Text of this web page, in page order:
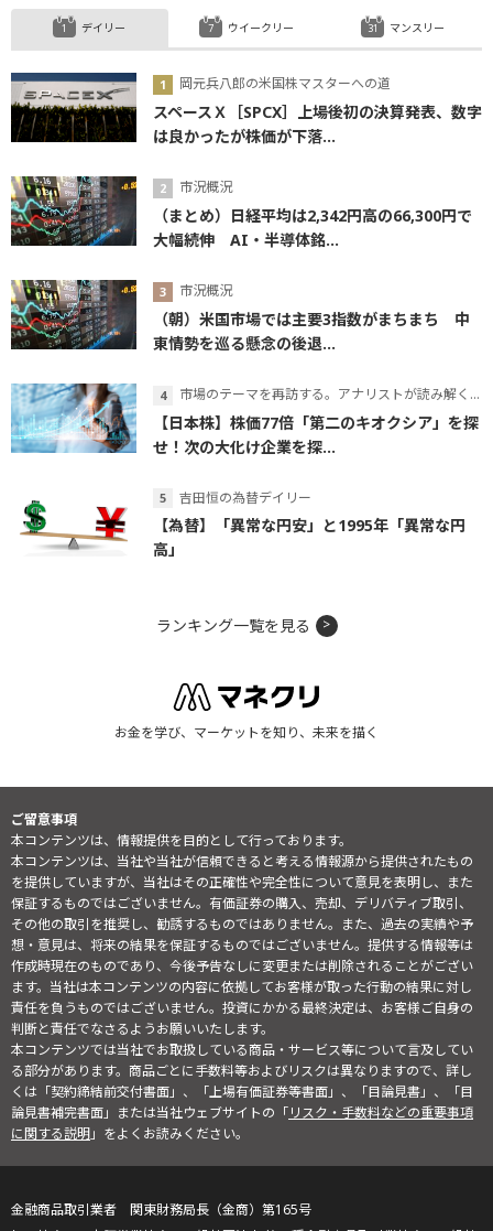
デイリー
岡元兵八郎の米国株マスターへの道
スペースＸ［SPCX］上場後初の決算発表、数字
は良かったが株価が下落...
市況概況
（まとめ）日経平均は2,342円高の66,300円で
大幅続伸 AI・半導体銘...
市況概況
（朝）米国市場では主要3指数がまちまち 中
東情勢を巡る懸念の後退...
市場のテーマを再訪する。アナリストが読み解くテーマの本質
【日本株】株価77倍「第二のキオクシア」を探
せ！次の大化け企業を探...
吉田恒の為替デイリー
【為替】「異常な円安」と1995年「異常な円
高」
ウイークリー マンスリー
ランキング一覧を見る
お金を学び、マーケットを知り、未来を描く
ご留意事項
本コンテンツは、情報提供を目的として行っております。
本コンテンツは、当社や当社が信頼できると考える情報源から提供されたもの
を提供していますが、当社はその正確性や完全性について意見を表明し、また
保証するものではございません。有価証券の購入、売却、デリバティブ取引、
その他の取引を推奨し、勧誘するものではありません。また、過去の実績や予
想・意見は、将来の結果を保証するものではございません。提供する情報等は
作成時現在のものであり、今後予告なしに変更または削除されることがござい
ます。当社は本コンテンツの内容に依拠してお客様が取った行動の結果に対し
責任を負うものではございません。投資にかかる最終決定は、お客様ご自身の
判断と責任でなさるようお願いいたします。
本コンテンツでは当社でお取扱している商品・サービス等について言及してい
る部分があります。商品ごとに手数料等およびリスクは異なりますので、詳し
くは「契約締結前交付書面」、「上場有価証券等書面」、「目論見書」、「目
論見書補完書面」または当社ウェブサイトの「リスク・手数料などの重要事項
に関する説明」をよくお読みください。
金融商品取引業者 関東財務局長（金商）第165号